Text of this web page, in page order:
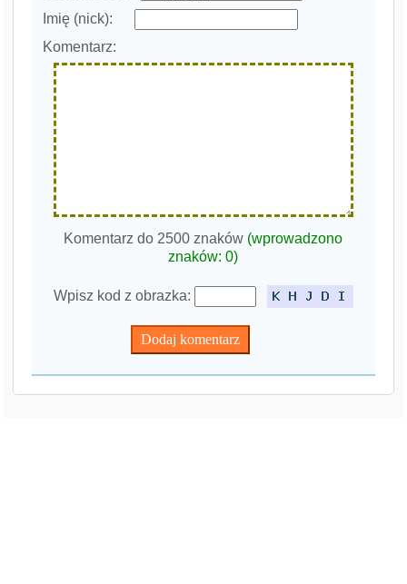
Imię (nick):
Komentarz:
Komentarz do 2500 znaków (wprowadzono
znaków:0)
Wpisz kod z obrazka: